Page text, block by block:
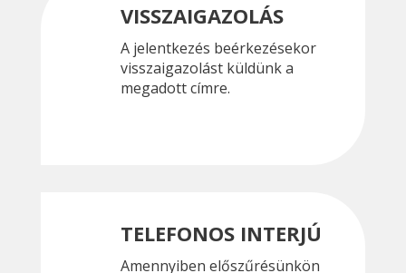
VISSZAIGAZOLÁS
A jelentkezés beérkezésekor
visszaigazolást küldünk a
megadott címre.
TELEFONOS INTERJÚ
Amennyiben előszűrésünkön